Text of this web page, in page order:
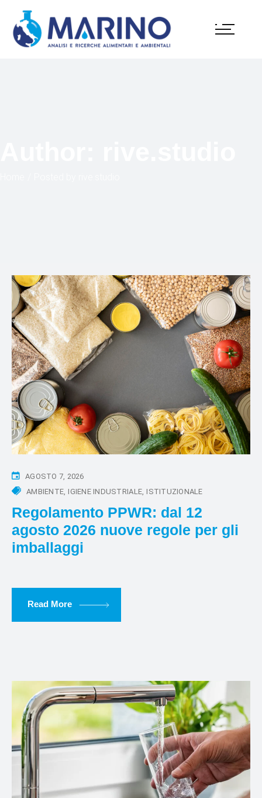
AGOSTO 7, 2026
AMBIENTE IGIENE INDUSTRIALE ISTITUZIONALE
Regolamento PPWR: dal 12
agosto 2026 nuove regole per gli
imballaggi
Read More